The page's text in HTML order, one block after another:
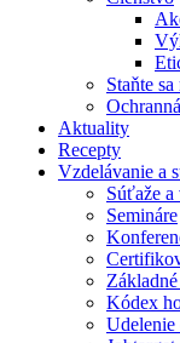
Staňte
Aktuality
Recepty
Vzdelávanie a
Súťaže
Semináre
Kódex
Udelenie